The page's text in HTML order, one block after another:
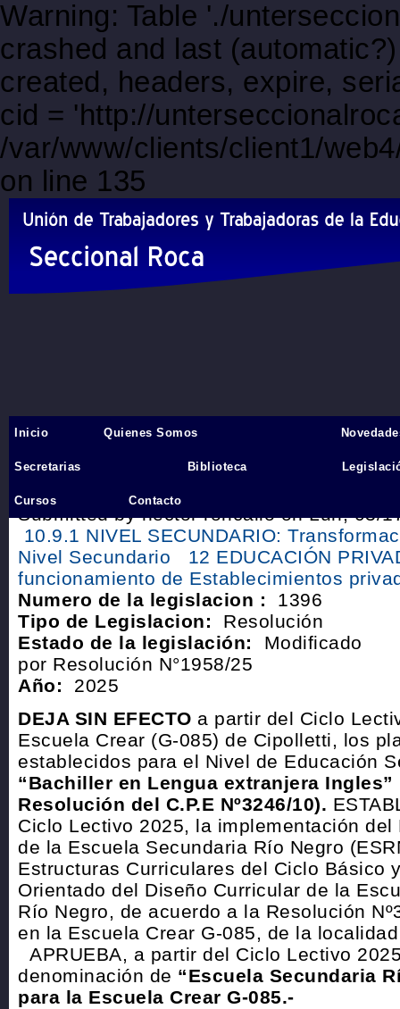
Warning: Table './
crashed and last
created, headers, expire,
cid = 'http://
/var/www/clients/client1/
on line 135
Inicio›
Resolución 1396 del año
Submitted by hector roncallo on Lun, 03/
10.9.1 NIVEL SECUNDARIO:
Nivel Secundario
12 EDUCACIÓN
funcionamiento de Establecimientos
Numero de la legislacion :
1396
Tipo de Legislacion:
Resolución
Estado de la legislación:
Modificado
por Resolución N°1958/25
Año:
2025
DEJA SIN EFECTO a partir del Ciclo
Escuela Crear (G-085) de Cipolletti, los
establecidos para el Nivel de Educación
“Bachiller en Lengua extranjera Ingles”
Resolución del C.P.E Nº3246/10).
Ciclo Lectivo 2025, la implementación del
de la Escuela Secundaria Río Negro
Estructuras Curriculares del Ciclo Básico
Orientado del Diseño Curricular de la
Río Negro, de acuerdo a la Resolución
en la Escuela Crear G-085, de la
APRUEBA, a partir del Ciclo Lectivo
denominación de “Escuela Secundaria
para la Escuela Crear G-085.-
Inicio Quienes Somos
Secretarias Biblioteca
Cursos Contacto